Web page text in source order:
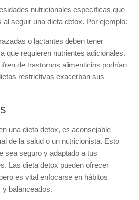
nutricionales específicas que
al seguir una dieta detox. Por ejemplo:
o lactantes deben tener
que requieren nutrientes adicionales.
de trastornos alimenticios podrían
restrictivas exacerban sus
una dieta detox, es aconsejable
de la salud o un nutricionista. Esto
sea seguro y adaptado a tus
Las dieta detox pueden ofrecer
es vital enfocarse en hábitos
y balanceados.